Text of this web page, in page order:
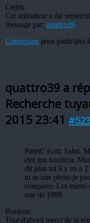
Cédric
Cet utilisateur a été
message par: quattro39
Connexion pour participer
quattro39 a
Recherche
2015 23:41
PittetC écrit: Salut.
etre ton bonheur.
dit plus tot il y en a 2
tu as une photo je
comparer. Les miens
une de 1999
Bonjour,
Tout d'abord merci de ta